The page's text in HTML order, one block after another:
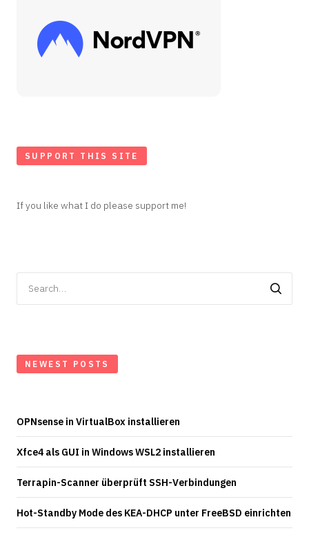
SUPPORT THIS SITE
If you like what I do please support me!
for:
NEWEST POSTS
OPNsense in VirtualBox installieren
Xfce4 als GUI in Windows WSL2 installieren
Terrapin-Scanner überprüft SSH-Verbindungen
Hot-Standby Mode des KEA-DHCP unter FreeBSD einrichten